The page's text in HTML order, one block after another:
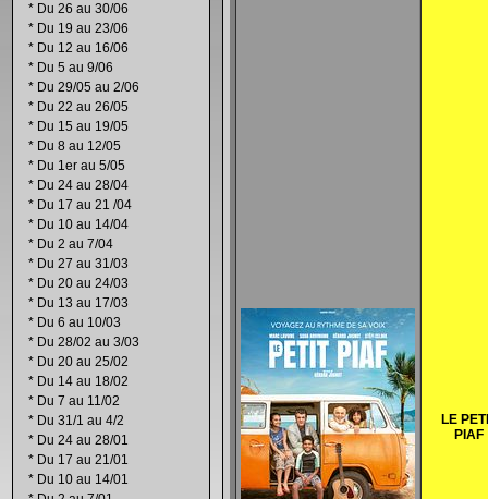
* Du 26 au 30/06
* Du 19 au 23/06
* Du 12 au 16/06
* Du 5 au 9/06
* Du 29/05 au 2/06
* Du 22 au 26/05
* Du 15 au 19/05
* Du 8 au 12/05
* Du 1er au 5/05
* Du 24 au 28/04
* Du 17 au 21 /04
* Du 10 au 14/04
* Du 2 au 7/04
* Du 27 au 31/03
* Du 20 au 24/03
* Du 13 au 17/03
* Du 6 au 10/03
* Du 28/02 au 3/03
* Du 20 au 25/02
* Du 14 au 18/02
* Du 7 au 11/02
* Du 31/1 au 4/2
* Du 24 au 28/01
* Du 17 au 21/01
* Du 10 au 14/01
LE
PIAF